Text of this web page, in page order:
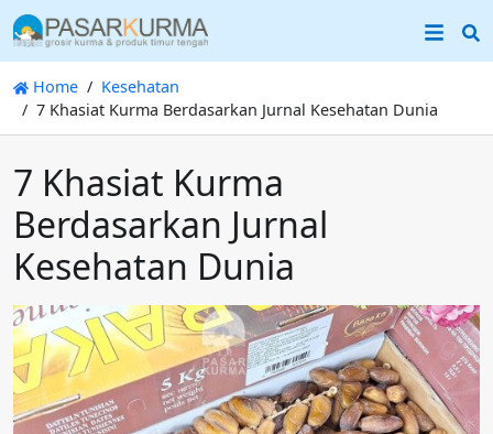
Home
Kesehatan
7 Khasiat Kurma Berdasarkan Jurnal Kesehatan Dunia
7 Khasiat Kurma
Berdasarkan Jurnal
Kesehatan Dunia